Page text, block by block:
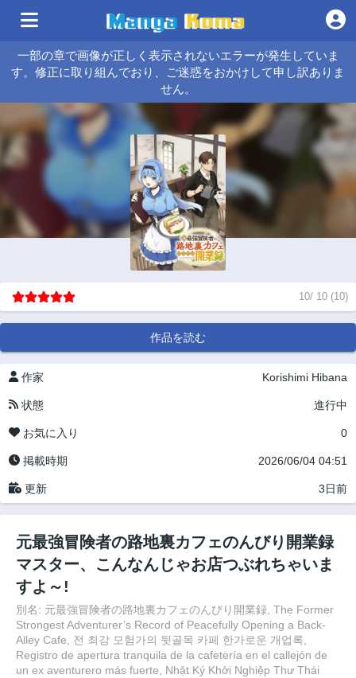
一部の章で画像が正しく表示されないエラーが発生していま
す。修正に取り組んでおり、ご迷惑をおかけして申し訳ありま
せん。
10/ 10 (10)
作品を読む
作家 Korishimi Hibana
状態 進行中
お気に入り 0
掲載時期 2026/06/04 04:51
更新 3日前
元最強冒険者の路地裏カフェのんびり開業録
マスター、こんなんじゃお店つぶれちゃいま
すよ～!
別名: 元最強冒険者の路地裏カフェのんびり開業録, The Former
Strongest Adventurer’s Record of Peacefully Opening a Back-
Alley Cafe, 전 최강 모험가의 뒷골목 카페 한가로운 개업록,
Registro de apertura tranquila de la cafetería en el callejón de
un ex aventurero más fuerte, Nhật Ký Khởi Nghiệp Thư Thái